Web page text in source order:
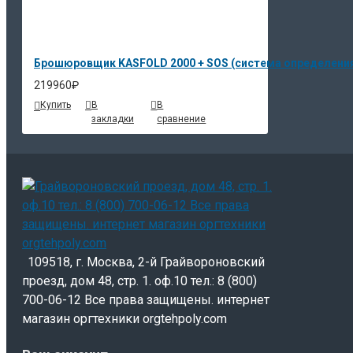
Брошюровщик KASFOLD 2000 + SOS (система
219960₽
Купить
В
закладки
В
сравнение
109518, г. Москва, 2-й Грайвороновский
проезд, дом 48, стр. 1. оф.10 тел.: 8 (800)
700-06-12 Все права защищены. интернет
магазин оргтехники orgtehpoly.com